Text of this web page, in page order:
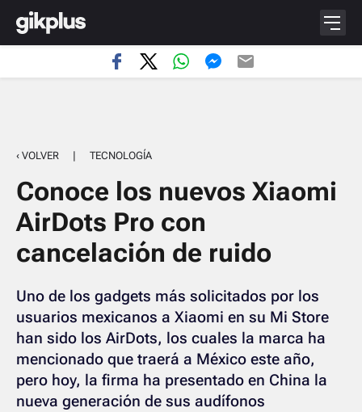
‹ VOLVER | TECNOLOGÍA
Conoce los nuevos Xiaomi
AirDots Pro con
cancelación de ruido
Uno de los gadgets más solicitados por los
usuarios mexicanos a Xiaomi en su Mi Store
han sido los AirDots, los cuales la marca ha
mencionado que traerá a México este año,
pero hoy, la firma ha presentado en China la
nueva generación de sus audífonos